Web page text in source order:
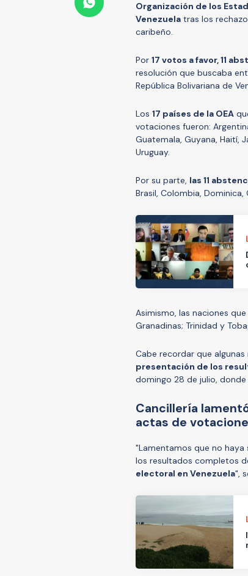
Organización de los
Venezuela tras los
caribeño.
Por 17 votos a favor, 11
resolución que buscaba
República Bolivariana de
Los 17 países de la OEA
votaciones fueron:
Guatemala, Guyana, Haití,
Uruguay.
Por su parte, las 11
Brasil, Colombia, Dominica,
Asimismo, las naciones que
Granadinas; Trinidad y
Cabe recordar que
presentación de los
domingo 28 de julio,
Cancillería
actas de
"Lamentamos que no
los resultados completos
electoral en Venezuela",